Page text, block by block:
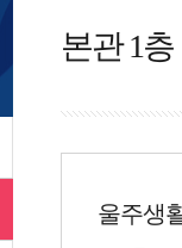
본관 1층
울주생